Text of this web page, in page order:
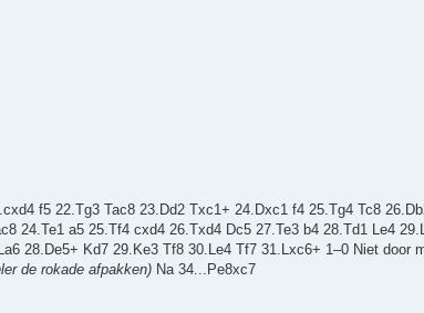
f5 22.Tg3 Tac8 23.Dd2 Txc1+ 24.Dxc1 f4 25.Tg4 Tc8
24.Te1 a5 25.Tf4 cxd4 26.Txd4 Dc5 27.Te3 b4 28.Td1 Le4
28.De5+ Kd7 29.Ke3 Tf8 30.Le4 Tf7 31.Lxc6+ 1–0 Niet door
de rokade afpakken) Na 34...Pe8xc7